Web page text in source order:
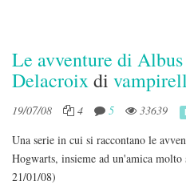
Le avventure di
Delacroixdi
19/07/08 4 5 33639
Una serie in cui si raccontano le
Hogwarts, insieme ad un'amica molto
21/01/08)